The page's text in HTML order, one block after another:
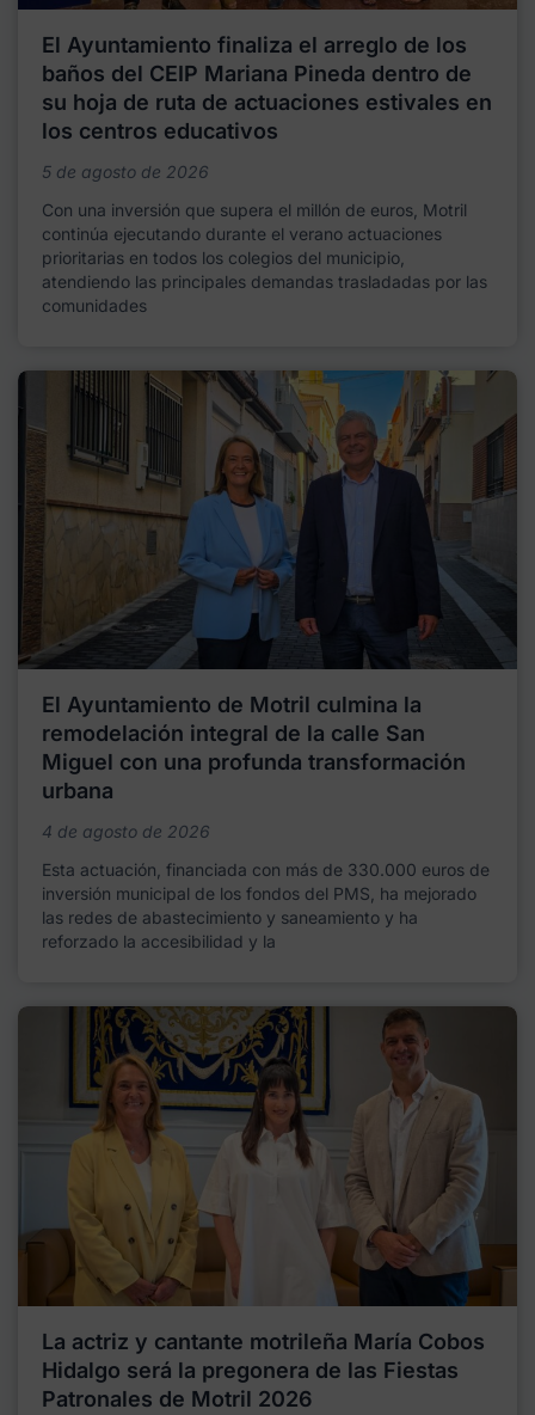
El Ayuntamiento finaliza el arreglo de los
baños del CEIP Mariana Pineda dentro de
su hoja de ruta de actuaciones estivales en
los centros educativos
5 de agosto de 2026
Con una inversión que supera el millón de euros, Motril
continúa ejecutando durante el verano actuaciones
prioritarias en todos los colegios del municipio,
atendiendo las principales demandas trasladadas por las
comunidades
El Ayuntamiento de Motril culmina la
remodelación integral de la calle San
Miguel con una profunda transformación
urbana
4 de agosto de 2026
Esta actuación, financiada con más de 330.000 euros de
inversión municipal de los fondos del PMS, ha mejorado
las redes de abastecimiento y saneamiento y ha
reforzado la accesibilidad y la
La actriz y cantante motrileña María Cobos
Hidalgo será la pregonera de las Fiestas
Patronales de Motril 2026